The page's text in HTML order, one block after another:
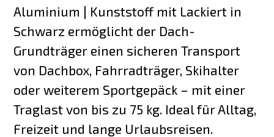
Aluminium | Kunststoff mit Lackiert in
Schwarz ermöglicht der Dach-
Grundträger einen sicheren Transport
von Dachbox, Fahrradträger, Skihalter
oder weiterem Sportgepäck – mit einer
Traglast von bis zu 75 kg. Ideal für Alltag,
Freizeit und lange Urlaubsreisen.